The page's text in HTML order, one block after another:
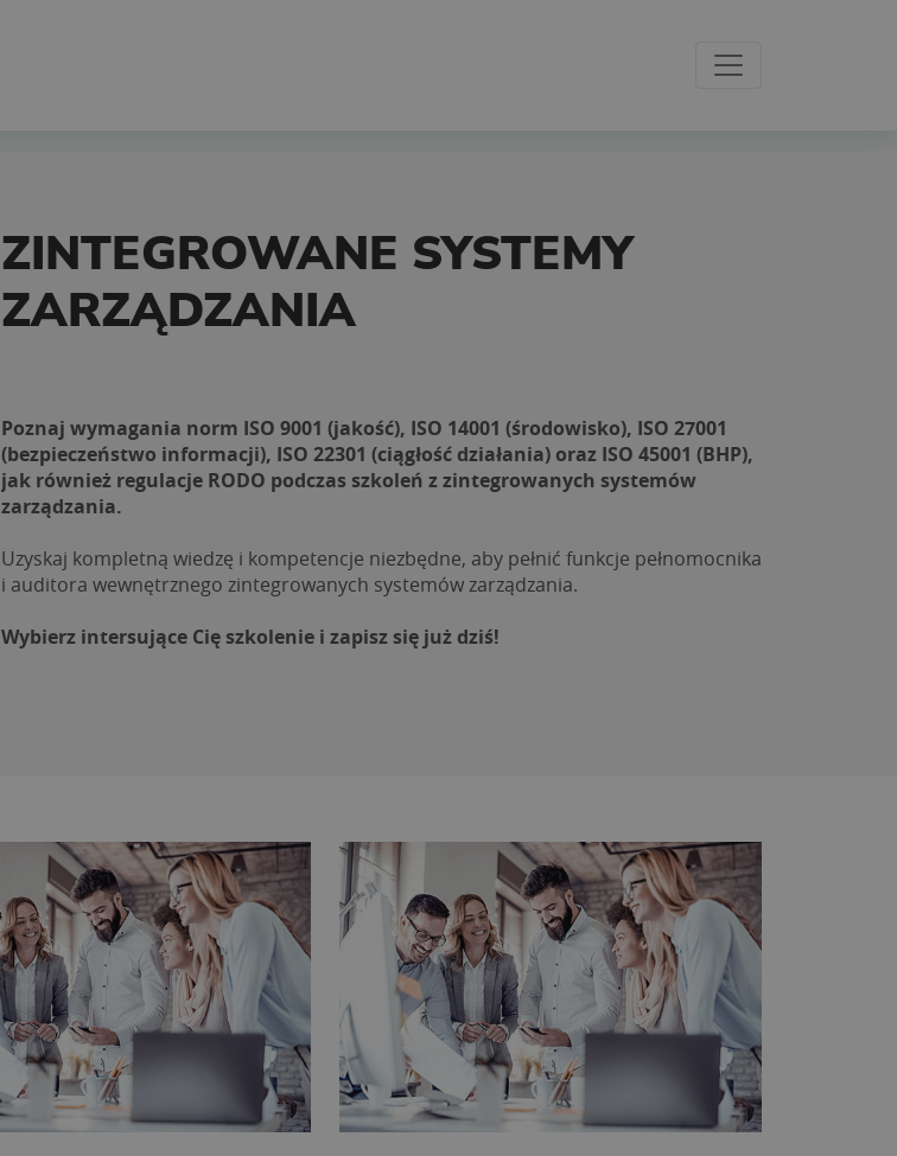
ZINTEGROWANE SYSTEMY
ZARZĄDZANIA
Poznaj wymagania norm ISO 9001 (jakość), ISO 14001 (środowisko), ISO 27001
(bezpieczeństwo informacji), ISO 22301 (ciągłość działania) oraz ISO 45001 (BHP),
jak również regulacje RODO podczas szkoleń z zintegrowanych systemów
zarządzania.
Uzyskaj kompletną wiedzę i kompetencje niezbędne, aby pełnić funkcje pełnomocnika
i auditora wewnętrznego zintegrowanych systemów zarządzania.
Wybierz intersujące Cię szkolenie i zapisz się już dziś!